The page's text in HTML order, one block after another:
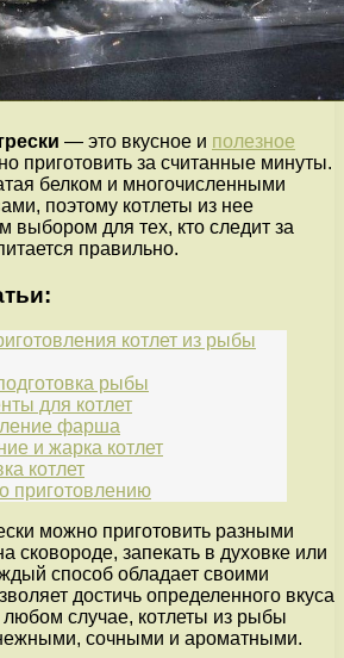
— это вкусное и полезное
приготовить за считанные минуты.
белком и многочисленными
поэтому котлеты из нее
выбором для тех, кто следит за
правильно.
котлет из рыбы
рыбы
для котлет
фарша
и жарка котлет
котлет
приготовлению
можно приготовить разными
сковороде, запекать в духовке или
способ обладает своими
достичь определенного вкуса
случае, котлеты из рыбы
сочными и ароматными.